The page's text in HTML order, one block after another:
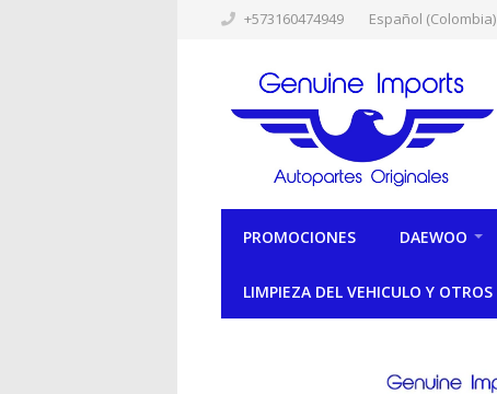
+573160474949 Español (Colombia)
PROMOCIONES DAEWOO
LIMPIEZA DEL VEHICULO Y OTROS